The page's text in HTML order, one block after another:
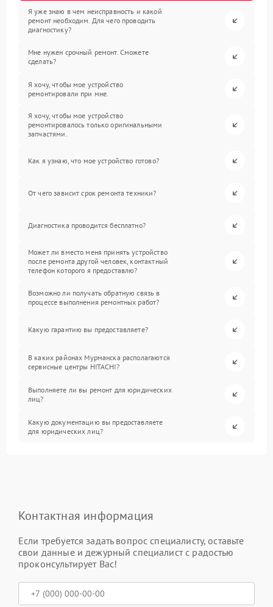
Я уже знаю в чем неисправность и какой
ремонт необходим. Для чего проводить
диагностику?
Мне нужен срочный ремонт. Сможете
сделать?
Я хочу, чтобы мое устройство
ремонтировали при мне.
Я хочу, чтобы мое устройство
ремонтировалось только оригинальными
запчастями.
Как я узнаю, что мое устройство готово?
От чего зависит срок ремонта техники?
Диагностика проводится бесплатно?
Может ли вместо меня принять устройство
после ремонта другой человек, контактный
телефон которого я предоставлю?
Возможно ли получать обратную связь в
процессе выполнения ремонтных работ?
Какую гарантию вы предоставляете?
В каких районах Мурманска располагаются
сервисные центры HITACHI?
Выполняете ли вы ремонт для юридических
лиц?
Какую документацию вы предоставляете
для юридических лиц?
Контактная информация
Если требуется задать вопрос специалисту, оставьте
свои данные и дежурный специалист с радостью
проконсультирует Вас!